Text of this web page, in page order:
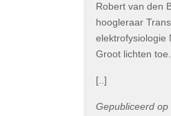
Robert van den
hoogleraar
elektrofysiologie
Groot lichten toe.
[..]
Gepubliceerd op